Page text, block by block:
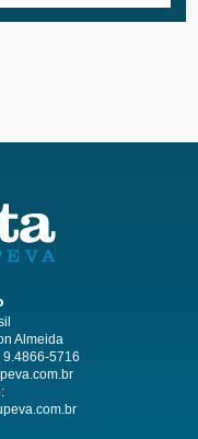
Almeida
9.4866-5716